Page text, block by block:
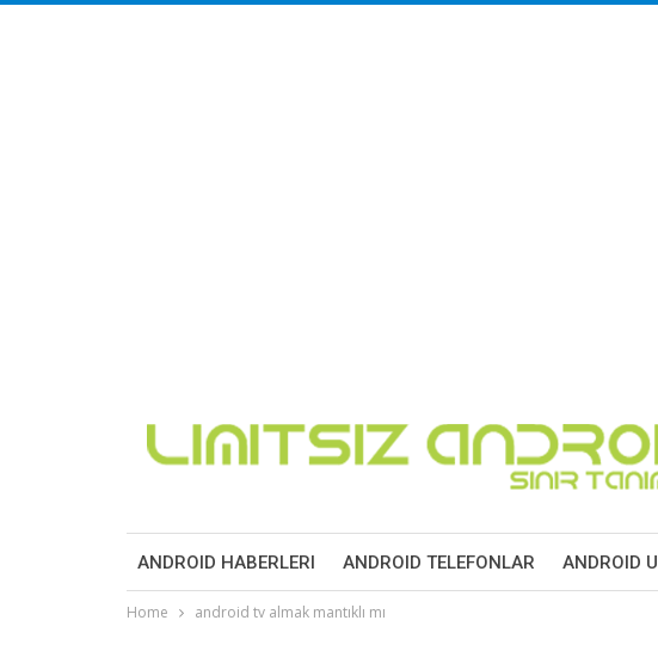
ANDROID HABERLERI ANDROID TELEFONLAR ANDROID
Home android tv almak mantıklı mı